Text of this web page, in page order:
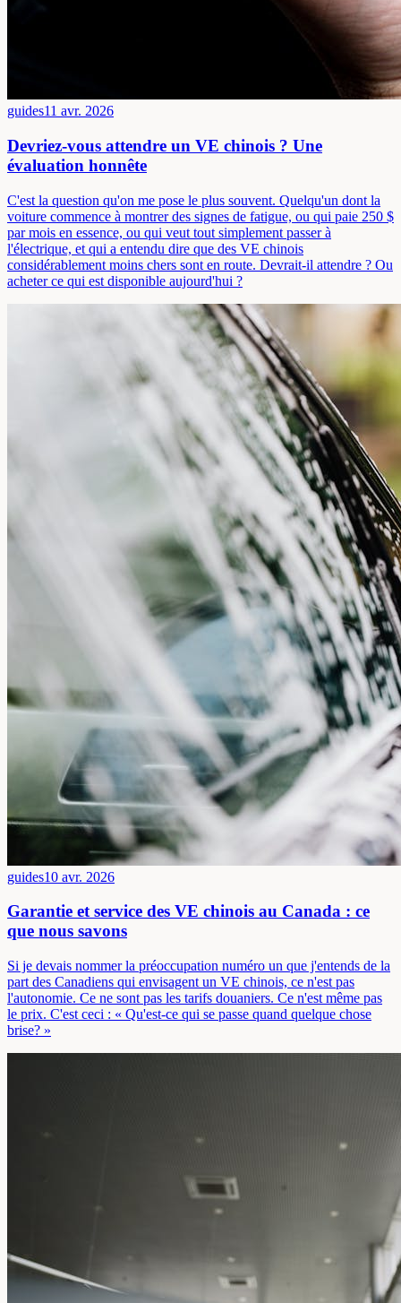
guides11 avr. 2026
Devriez-vous attendre un VE chinois ? Une
évaluation honnête
C'est la question qu'on me pose le plus souvent. Quelqu'un dont la
voiture commence à montrer des signes de fatigue, ou qui paie 250 $
par mois en essence, ou qui veut tout simplement passer à
l'électrique, et qui a entendu dire que des VE chinois
considérablement moins chers sont en route. Devrait-il attendre ? Ou
acheter ce qui est disponible aujourd'hui ?
guides10 avr. 2026
Garantie et service des VE chinois au Canada : ce
que nous savons
Si je devais nommer la préoccupation numéro un que j'entends de la
part des Canadiens qui envisagent un VE chinois, ce n'est pas
l'autonomie. Ce ne sont pas les tarifs douaniers. Ce n'est même pas
le prix. C'est ceci : « Qu'est-ce qui se passe quand quelque chose
brise? »